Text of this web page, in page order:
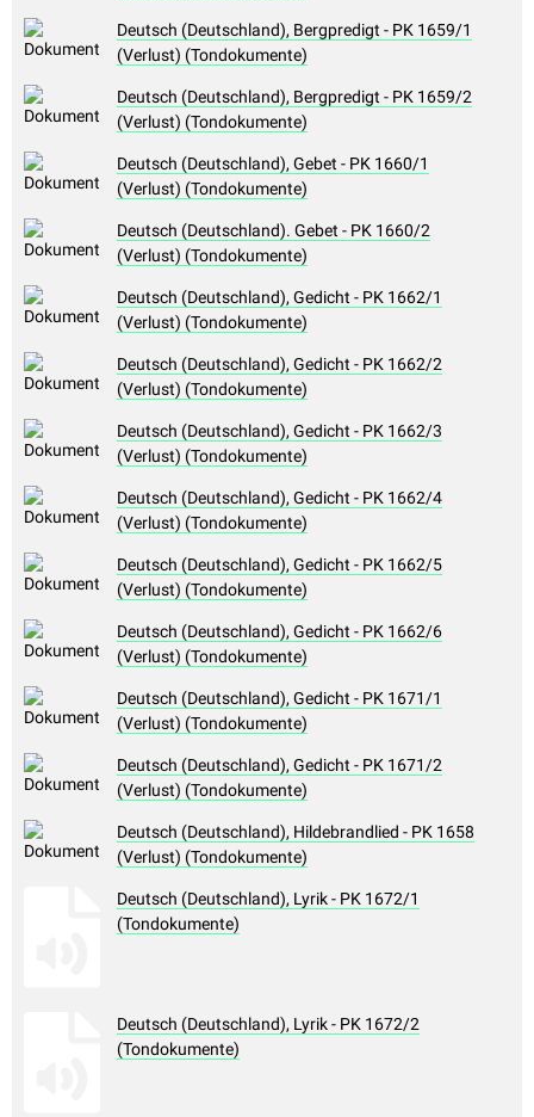
Deutsch (Deutschland), Bergpredigt - PK 1659/1
(Verlust) (Tondokumente)
Deutsch (Deutschland), Bergpredigt - PK 1659/2
(Verlust) (Tondokumente)
Deutsch (Deutschland), Gebet - PK 1660/1
(Verlust) (Tondokumente)
Deutsch (Deutschland). Gebet - PK 1660/2
(Verlust) (Tondokumente)
Deutsch (Deutschland), Gedicht - PK 1662/1
(Verlust) (Tondokumente)
Deutsch (Deutschland), Gedicht - PK 1662/2
(Verlust) (Tondokumente)
Deutsch (Deutschland), Gedicht - PK 1662/3
(Verlust) (Tondokumente)
Deutsch (Deutschland), Gedicht - PK 1662/4
(Verlust) (Tondokumente)
Deutsch (Deutschland), Gedicht - PK 1662/5
(Verlust) (Tondokumente)
Deutsch (Deutschland), Gedicht - PK 1662/6
(Verlust) (Tondokumente)
Deutsch (Deutschland), Gedicht - PK 1671/1
(Verlust) (Tondokumente)
Deutsch (Deutschland), Gedicht - PK 1671/2
(Verlust) (Tondokumente)
Deutsch (Deutschland), Hildebrandlied - PK 1658
(Verlust) (Tondokumente)
Deutsch (Deutschland), Lyrik - PK 1672/1
(Tondokumente)
Deutsch (Deutschland), Lyrik - PK 1672/2
(Tondokumente)